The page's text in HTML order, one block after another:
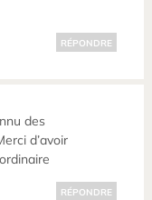
RÉPONDRE
des
d’avoir
RÉPONDRE